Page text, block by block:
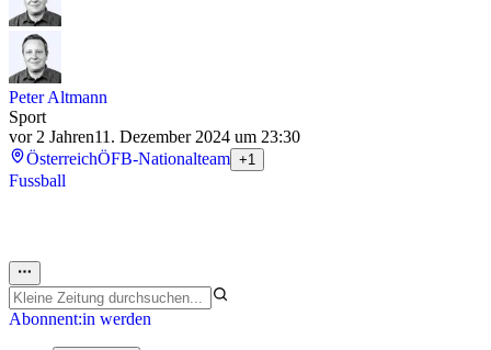
Peter Altmann
Sport
vor 2 Jahren11. Dezember 2024 um 23:30
ÖsterreichÖFB-Nationalteam +1
Fussball
Abonnent:in werden